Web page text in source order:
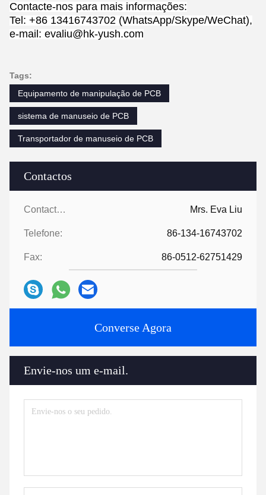
Contactos
Contactos: Mrs. Eva Liu
Telefone: 86-134-16743702
Fax: 86-0512-62751429
Converse Agora
Envie-nos um e-mail.
Contacte-nos para mais informações:
Tel: +86 13416743702 (WhatsApp/Skype/WeChat),
e-mail: evaliu@hk-yush.com
Tags:
Equipamento de manipulação de PCB
sistema de manuseio de PCB
Transportador de manuseio de PCB